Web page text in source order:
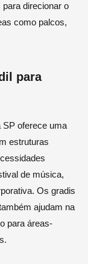
direcionar o
como palcos,
para
SP oferece uma
estruturas
de música,
Os gradis
ajudam na
para áreas-